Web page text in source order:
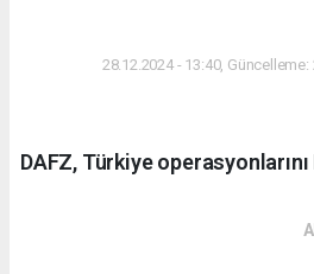
28.12.2024 - 13:40, Güncelleme:
DAFZ, Türkiye